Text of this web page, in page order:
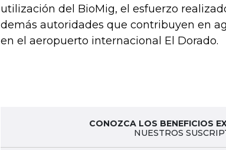
utilización del BioMig, el esfuerzo
demás autoridades que contribuyen en
en el aeropuerto internacional El Dorado.
CONOZCA LOS BENEFICIOS
NUESTROS